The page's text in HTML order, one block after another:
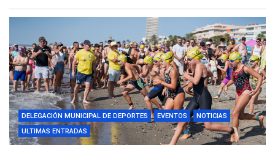
DELEGACIÓN MUNICIPAL DE DEPORTES EVENTOS
NOTICIAS
ULTIMAS ENTRADAS